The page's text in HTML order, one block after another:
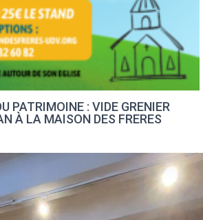
PATRIMOINE : VIDE GRENIER
À LA MAISON DES FRERES